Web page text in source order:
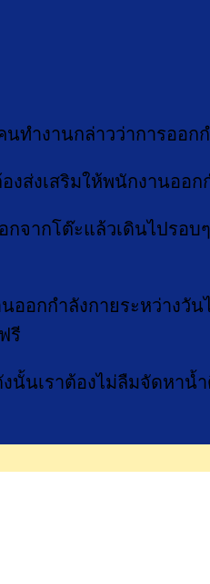
นทำงานกล่าวว่าการออ
ส่งเสริมให้พนักงานออ
จากโต๊ะแล้วเดินไปรอ
ออกกำลังกายระหว่าง
รี
นั้นเราต้องไม่ลืมจัดหา